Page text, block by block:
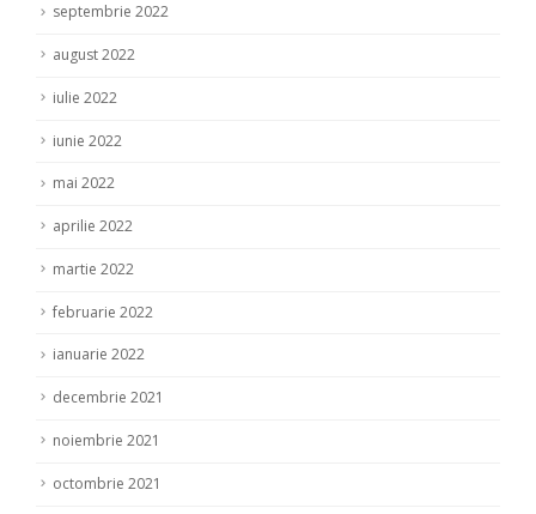
septembrie 2022
august 2022
iulie 2022
iunie 2022
mai 2022
aprilie 2022
martie 2022
februarie 2022
ianuarie 2022
decembrie 2021
noiembrie 2021
octombrie 2021